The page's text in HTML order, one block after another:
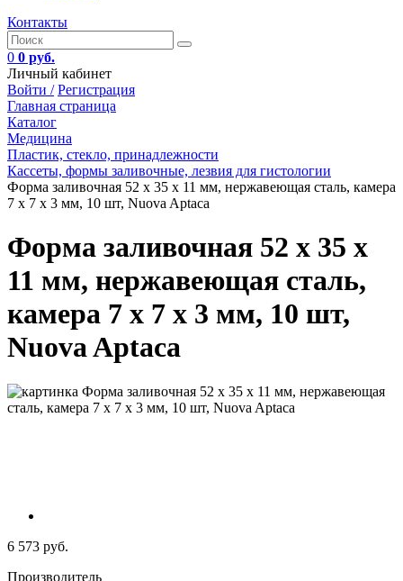
Контакты
0 0 руб.
Личный кабинет
Войти / Регистрация
Главная страница
Каталог
Медицина
Пластик, стекло, принадлежности
Кассеты, формы заливочные, лезвия для гистологии
Форма заливочная 52 х 35 х 11 мм, нержавеющая сталь, камера
7 х 7 х 3 мм, 10 шт, Nuova Aptaca
Форма заливочная 52 х 35 х
11 мм, нержавеющая сталь,
камера 7 х 7 х 3 мм, 10 шт,
Nuova Aptaca
6 573 руб.
Производитель